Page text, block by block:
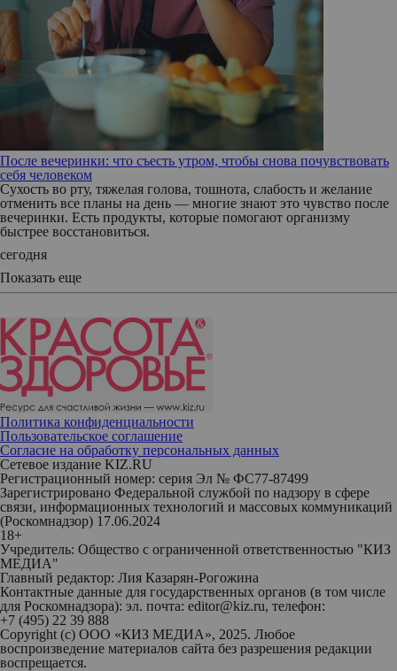
После вечеринки: что съесть утром, чтобы снова почувствовать
себя человеком
Сухость во рту, тяжелая голова, тошнота, слабость и желание
отменить все планы на день — многие знают это чувство после
вечеринки. Есть продукты, которые помогают организму
быстрее восстановиться.
сегодня
Показать еще
Политика конфиденциальности
Пользовательское соглашение
Согласие на обработку персональных данных
Сетевое издание KIZ.RU
Регистрационный номер: серия Эл № ФС77-87499
Зарегистрировано Федеральной службой по надзору в сфере
связи, информационных технологий и массовых коммуникаций
(Роскомнадзор) 17.06.2024
18+
Учредитель: Общество с ограниченной ответственностью "КИЗ
МЕДИА"
Главный редактор: Лия Казарян-Рогожина
Контактные данные для государственных органов (в том числе
для Роскомнадзора): эл. почта: editor@kiz.ru, телефон:
+7 (495) 22 39 888
Copyright (с) ООО «КИЗ МЕДИА», 2025. Любое
воспроизведение материалов сайта без разрешения редакции
воспрещается.